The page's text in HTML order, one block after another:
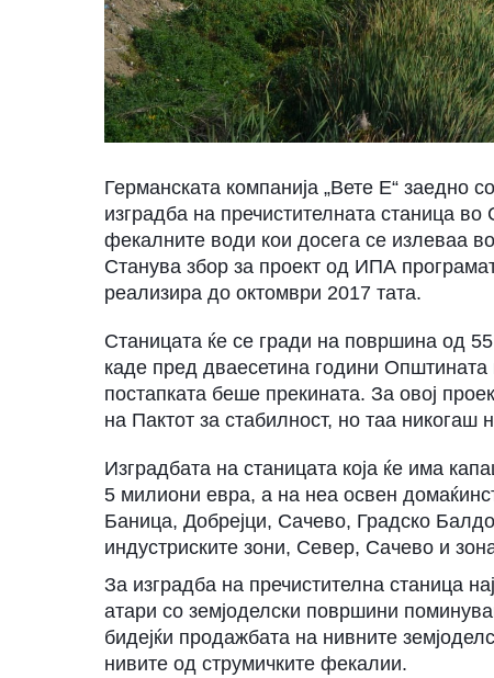
Германската компанија „Вете Е“ заедно
изградба на пречистителната станица
фекалните води кои досега се излеваа
Станува збор за проект од ИПА
реализира до октомври 2017 тата.
Станицата ќе се гради на површина од
каде пред дваесетина години Општината
постапката беше прекината. За овој
на Пактот за стабилност, но таа
Изградбата на станицата која ќе има
5 милиони евра, а на неа освен
Баница, Добрејци, Сачево, Градско
индустриските зони, Север, Сачево и
За изградба на пречистителна станица
атари со земјоделски површини
бидејќи продажбата на нивните
нивите од струмичките фекалии.